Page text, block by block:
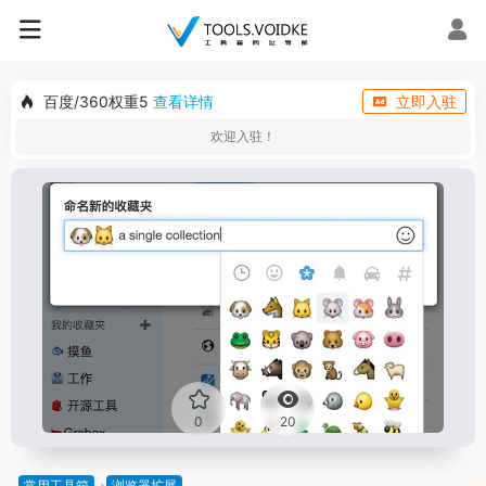
百度/360权重5 查看详情 立即入驻
欢迎入驻！
0 20